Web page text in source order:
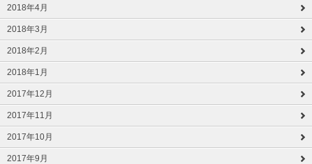
2018年4月
2018年3月
2018年2月
2018年1月
2017年12月
2017年11月
2017年10月
2017年9月